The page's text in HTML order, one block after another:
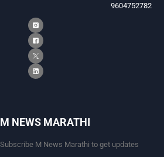
9604752782
M NEWS MARATHI
Subscribe M News Marathi to get updates